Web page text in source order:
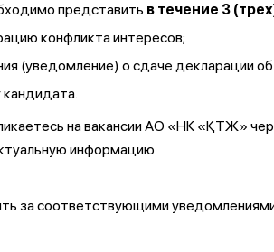
представить в течение 3
конфликта интересов;
(уведомление) о сдаче декларации об
кандидата.
на вакансии АО «НК «ҚТЖ»
информацию.
за соответствующими